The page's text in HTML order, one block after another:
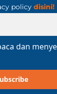
policy disini!
dan